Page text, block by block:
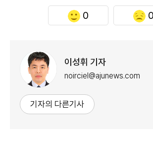
0 0
이성휘 기자
noirciel@ajunews.com
기자의 다른기사